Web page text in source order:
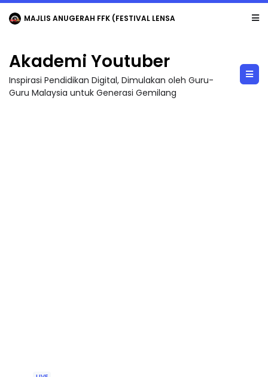
MAJLIS ANUGERAH FFK (FESTIVAL LENSA PENDIDIKAN - FLeP) 2026
Akademi Youtuber
Inspirasi Pendidikan Digital, Dimulakan oleh Guru-
Guru Malaysia untuk Generasi Gemilang